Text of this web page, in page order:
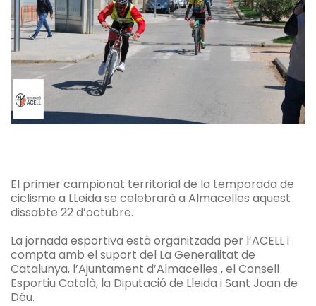
El primer campionat territorial de la temporada de
ciclisme a LLeida se celebrarà a Almacelles aquest
dissabte 22 d’octubre.
La jornada esportiva està organitzada per l’ACELL i
compta amb el suport del La Generalitat de
Catalunya, l’Ajuntament d’Almacelles , el Consell
Esportiu Català, la Diputació de Lleida i Sant Joan de
Déu.